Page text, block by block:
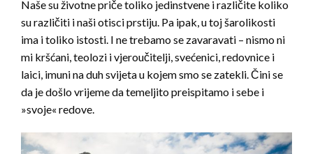
Naše su životne priče toliko jedinstvene i različite koliko
su različiti i naši otisci prstiju. Pa ipak, u toj šarolikosti
ima i toliko istosti. I ne trebamo se zavaravati – nismo ni
mi kršćani, teolozi i vjeroučitelji, svećenici, redovnice i
laici, imuni na duh svijeta u kojem smo se zatekli. Čini se
da je došlo vrijeme da temeljito preispitamo i sebe i
»svoje« redove.